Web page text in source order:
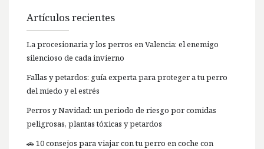
Artículos recientes
La procesionaria y los perros en Valencia: el enemigo
silencioso de cada invierno
Fallas y petardos: guía experta para proteger a tu perro
del miedo y el estrés
Perros y Navidad: un periodo de riesgo por comidas
peligrosas, plantas tóxicas y petardos
🚗 10 consejos para viajar con tu perro en coche con